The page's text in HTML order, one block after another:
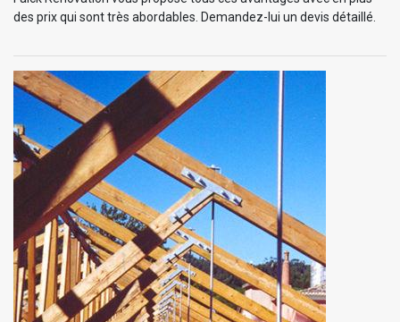
des prix qui sont très abordables. Demandez-lui un devis détaillé.